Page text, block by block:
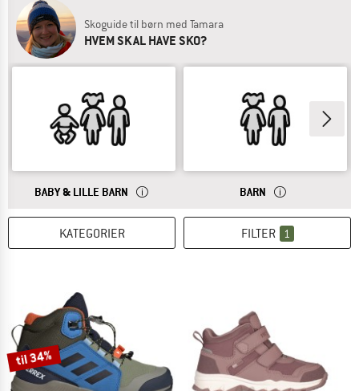
Skoguide til børn med Tamara
HVEM SKAL HAVE SKO?
SVARET
BABY & LILLE BARN STØRRELSERNE TIL BABY- OG SMÅBØRNSTØJ
SVARET
BARN STØRRELSERNE
KATEGORIER FILTER 1
til 34%